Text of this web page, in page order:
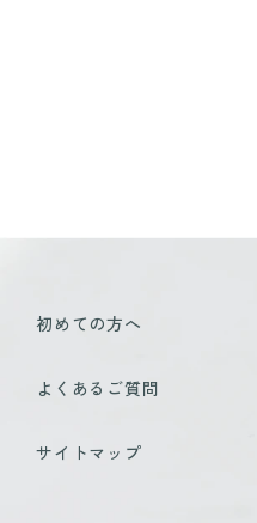
初めての方へ
よくあるご質問
サイトマップ